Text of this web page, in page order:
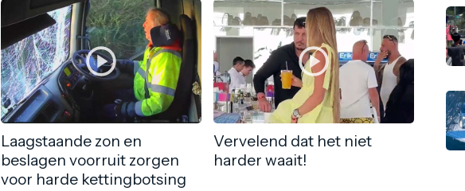
Laagstaande zon en
beslagen voorruit zorgen
voor harde kettingbotsing
Vervelend dat het niet
harder waait!